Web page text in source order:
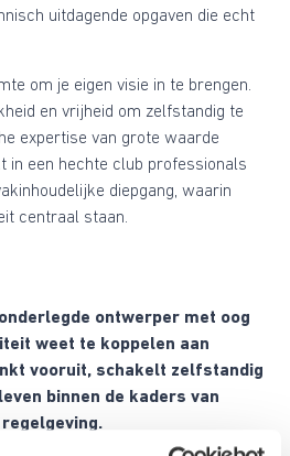
uitdagende opgaven die echt
om je eigen visie in te brengen.
en vrijheid om zelfstandig te
expertise van grote waarde
in een hechte club professionals
diepgang, waarin
centraal staan.
ontwerper met oog
weet te koppelen aan
vooruit, schakelt zelfstandig
binnen de kaders van